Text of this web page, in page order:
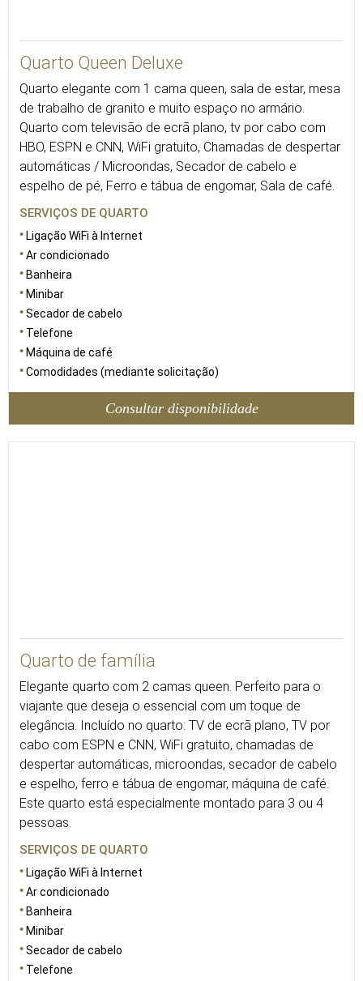
Quarto Queen Deluxe
Quarto elegante com 1 cama queen, sala de estar, mesa
de trabalho de granito e muito espaço no armário.
Quarto com televisão de ecrã plano, tv por cabo com
HBO, ESPN e CNN, WiFi gratuito, Chamadas de despertar
automáticas / Microondas, Secador de cabelo e
espelho de pé, Ferro e tábua de engomar, Sala de café.
SERVIÇOS DE QUARTO
Ligação WiFi à Internet
Ar condicionado
Banheira
Minibar
Secador de cabelo
Telefone
Máquina de café
Comodidades (mediante solicitação)
Consultar disponibilidade
Quarto de família
Elegante quarto com 2 camas queen. Perfeito para o
viajante que deseja o essencial com um toque de
elegância. Incluído no quarto: TV de ecrã plano, TV por
cabo com ESPN e CNN, WiFi gratuito, chamadas de
despertar automáticas, microondas, secador de cabelo
e espelho, ferro e tábua de engomar, máquina de café.
Este quarto está especialmente montado para 3 ou 4
pessoas.
SERVIÇOS DE QUARTO
Ligação WiFi à Internet
Ar condicionado
Banheira
Minibar
Secador de cabelo
Telefone